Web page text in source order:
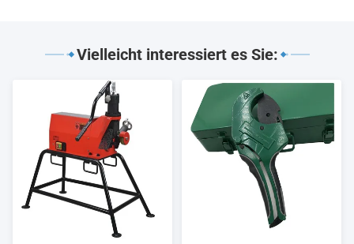
Vielleicht interessiert es Sie: